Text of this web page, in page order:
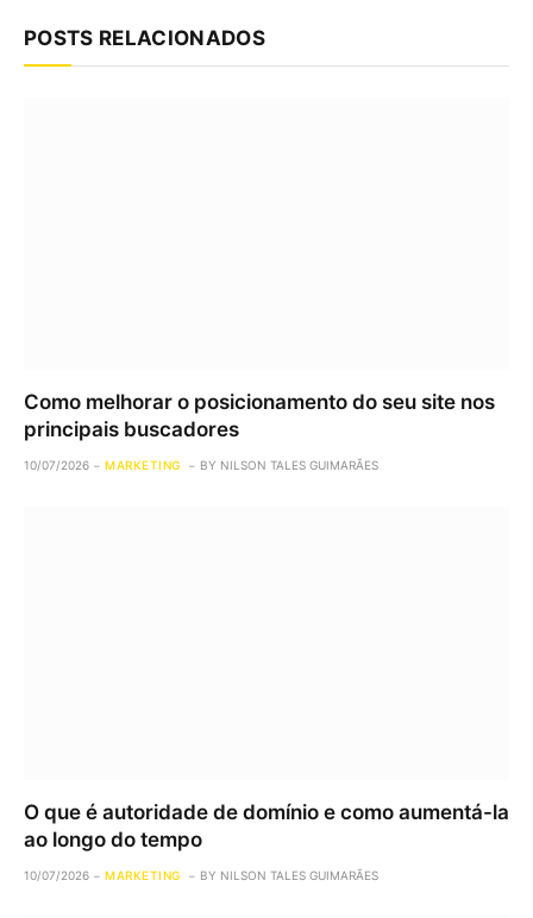
POSTS RELACIONADOS
Como melhorar o posicionamento do seu site nos
principais buscadores
10/07/2026 MARKETING BY NILSON TALES GUIMARÃES
O que é autoridade de domínio e como aumentá-la
ao longo do tempo
10/07/2026 MARKETING BY NILSON TALES GUIMARÃES